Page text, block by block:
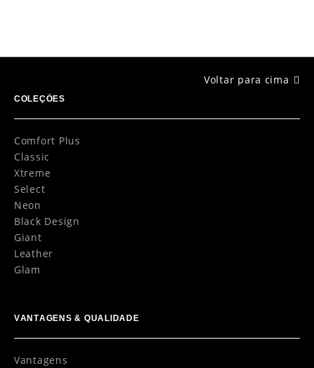
Voltar para cima
COLEÇÕES
Comfort Plus
Classic
Xtreme
Select
Neon
Black Design
Giant
Leather
Glam
VANTAGENS & QUALIDADE
Vantagens